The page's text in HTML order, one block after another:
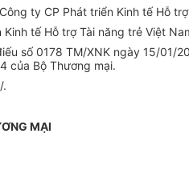
ty CP Phát triển Kinh tế Hỗ
tế Hỗ trợ Tài năng trẻ Việt
số 0178 TM/XNK ngày 15/01/
của Bộ Thương mại.
.
MẠI